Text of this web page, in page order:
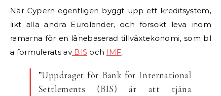
När Cypern egentligen byggt upp ett kreditsystem,
likt alla andra Euroländer, och försökt leva inom
ramarna för en lånebaserad tillväxtekonomi, som bl
a formulerats avBIS och IMF.
”Uppdraget för Bank for International
Settlements (BIS) är att tjäna